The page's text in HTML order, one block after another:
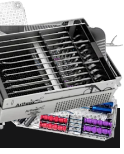
die Hüftarthroskopie
helfen?
und Schulungsmöglichkeiten